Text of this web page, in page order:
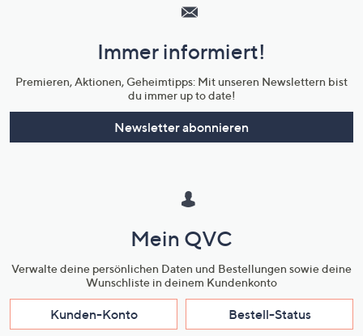
Unternehmensinformationen
Immer informiert!
Premieren, Aktionen, Geheimtipps: Mit unseren Newslettern bist
du immer up to date!
Newsletter abonnieren
Mein QVC
Verwalte deine persönlichen Daten und Bestellungen sowie deine
Wunschliste in deinem Kundenkonto
Kunden-Konto Bestell-Status